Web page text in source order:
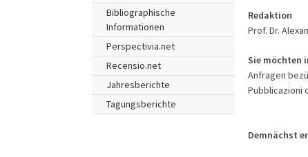
Bibliographische
Informationen
Perspectivia.net
Recensio.net
Jahresberichte
Tagungsberichte
Redaktion
Prof. Dr.
Sie möchten
Anfragen
Pubblicazioni
Demnächst